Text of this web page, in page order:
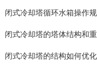
闭式冷却塔循环水箱操作
闭式冷却塔的塔体结构和
闭式冷却塔的结构如何优化